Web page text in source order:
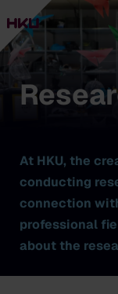
At HKU, the
conducting
connection
professional
about the